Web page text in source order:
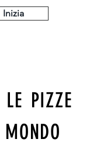
Inizia
LE PIZZE
MONDO